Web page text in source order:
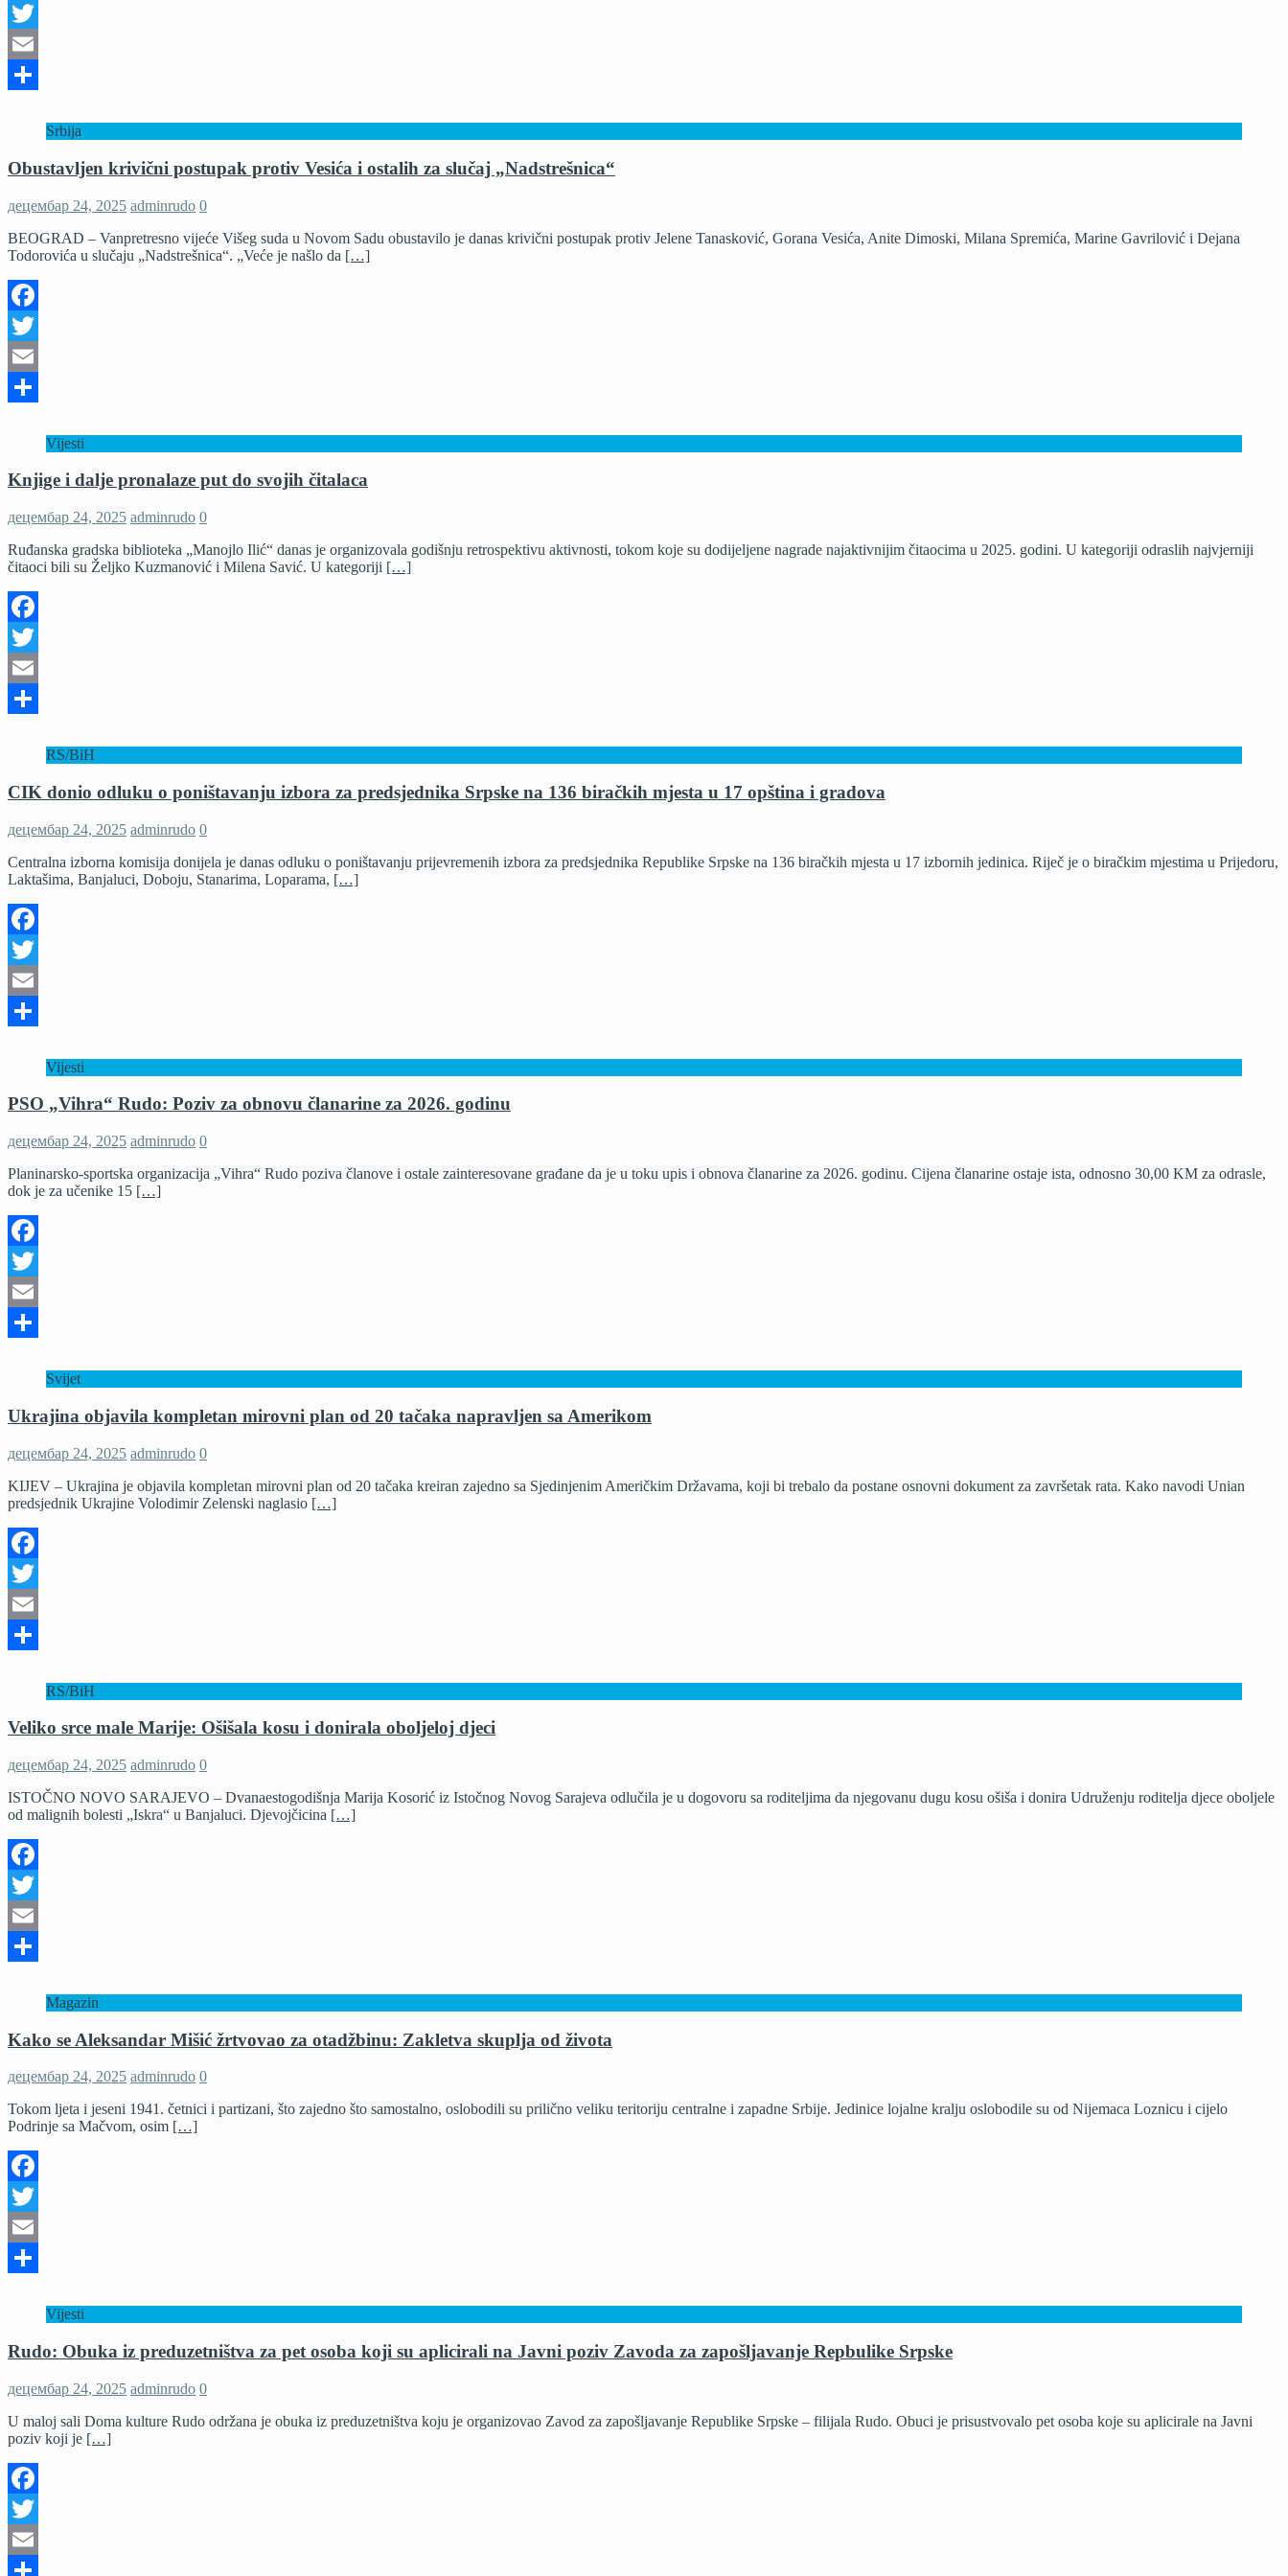
Facebook
Twitter
Email
Srbija
Obustavljen krivični postupak protiv Vesića i ostalih za slučaj „Nadstrešnica“
децембар 24, 2025 adminrudo 0
BEOGRAD – Vanpretresno vijeće Višeg suda u Novom Sadu obustavilo je danas krivični postupak protiv Jelene Tanasković, Gorana Vesića, Anite Dimoski, Milana Spremića, Marine Gavrilović i Dejana
Todorovića u slučaju „Nadstrešnica“. „Veće je našlo da […]
Facebook
Twitter
Email
Vijesti
Knjige i dalje pronalaze put do svojih čitalaca
децембар 24, 2025 adminrudo 0
Ruđanska gradska biblioteka „Manojlo Ilić“ danas je organizovala godišnju retrospektivu aktivnosti, tokom koje su dodijeljene nagrade najaktivnijim čitaocima u 2025. godini. U kategoriji odraslih najvjerniji
čitaoci bili su Željko Kuzmanović i Milena Savić. U kategoriji […]
Facebook
Twitter
Email
RS/BiH
CIK donio odluku o poništavanju izbora za predsjednika Srpske na 136 biračkih mjesta u 17 opština i gradova
децембар 24, 2025 adminrudo 0
Centralna izborna komisija donijela je danas odluku o poništavanju prijevremenih izbora za predsjednika Republike Srpske na 136 biračkih mjesta u 17 izbornih jedinica. Riječ je o biračkim mjestima u Prijedoru,
Laktašima, Banjaluci, Doboju, Stanarima, Loparama, […]
Facebook
Twitter
Email
Vijesti
PSO „Vihra“ Rudo: Poziv za obnovu članarine za 2026. godinu
децембар 24, 2025 adminrudo 0
Planinarsko-sportska organizacija „Vihra“ Rudo poziva članove i ostale zainteresovane građane da je u toku upis i obnova članarine za 2026. godinu. Cijena članarine ostaje ista, odnosno 30,00 KM za odrasle,
dok je za učenike 15 […]
Facebook
Twitter
Email
Svijet
Ukrajina objavila kompletan mirovni plan od 20 tačaka napravljen sa Amerikom
децембар 24, 2025 adminrudo 0
KIJEV – Ukrajina je objavila kompletan mirovni plan od 20 tačaka kreiran zajedno sa Sjedinjenim Američkim Državama, koji bi trebalo da postane osnovni dokument za završetak rata. Kako navodi Unian
predsjednik Ukrajine Volodimir Zelenski naglasio […]
Facebook
Twitter
Email
RS/BiH
Veliko srce male Marije: Ošišala kosu i donirala oboljeloj djeci
децембар 24, 2025 adminrudo 0
ISTOČNO NOVO SARAJEVO – Dvanaestogodišnja Marija Kosorić iz Istočnog Novog Sarajeva odlučila je u dogovoru sa roditeljima da njegovanu dugu kosu ošiša i donira Udruženju roditelja djece oboljele
od malignih bolesti „Iskra“ u Banjaluci. Djevojčicina […]
Facebook
Twitter
Email
Magazin
Kako se Aleksandar Mišić žrtvovao za otadžbinu: Zakletva skuplja od života
децембар 24, 2025 adminrudo 0
Tokom ljeta i jeseni 1941. četnici i partizani, što zajedno što samostalno, oslobodili su prilično veliku teritoriju centralne i zapadne Srbije. Jedinice lojalne kralju oslobodile su od Nijemaca Loznicu i cijelo
Podrinje sa Mačvom, osim […]
Facebook
Twitter
Email
Vijesti
Rudo: Obuka iz preduzetništva za pet osoba koji su aplicirali na Javni poziv Zavoda za zapošljavanje Repbulike Srpske
децембар 24, 2025 adminrudo 0
U maloj sali Doma kulture Rudo održana je obuka iz preduzetništva koju je organizovao Zavod za zapošljavanje Republike Srpske – filijala Rudo. Obuci je prisustvovalo pet osoba koje su aplicirale na Javni
poziv koji je […]
Facebook
Twitter
Email